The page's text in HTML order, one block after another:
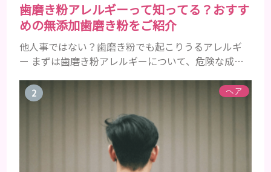
歯磨き粉アレルギーって知ってる？おすす
めの無添加歯磨き粉をご紹介
他人事ではない？歯磨き粉でも起こりうるアレルギ
ー まずは歯磨き粉アレルギーについて、危険な成分
まれるアレルギーを起こすおそれのある成分 まず、
普段お使いの歯磨き粉に含まれているどの成分にア
レルギーを引き起こすおそれがあるのかを説明しま
すね。 •フッ素･･･歯の表面のエナメルを守り強くし
たり、虫歯と防ぐ働きを持つ成分 •香味料 ･･･歯磨き
ヘア